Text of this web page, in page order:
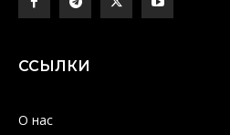
ССЫЛКИ
О нас